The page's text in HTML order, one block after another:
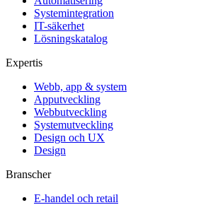
Systemintegration
IT-säkerhet
Lösningskatalog
Expertis
Webb, app & system
Apputveckling
Webbutveckling
Systemutveckling
Design och UX
Design
Branscher
E-handel och retail